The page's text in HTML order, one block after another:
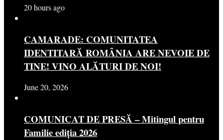
20 hours ago
CAMARADE: COMUNITATEA
IDENTITARĂ ROMÂNIA ARE NEVOIE DE
TINE! VINO ALĂTURI DE NOI!
June 20, 2026
COMUNICAT DE PRESĂ – Mitingul pentru
Familie ediția 2026